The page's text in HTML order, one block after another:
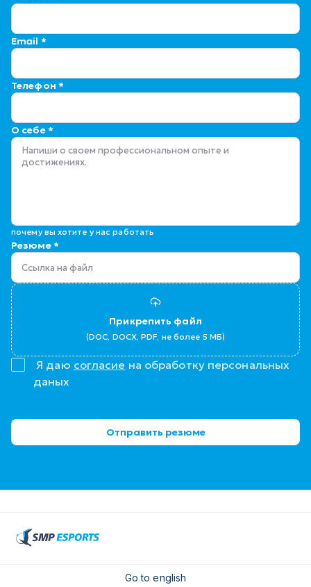
Email *
Телефон *
О себе *
Даже если у вас нет опыта и резюме, просто расскажите о себе и
почему вы хотите у нас работать
Резюме *
Прикрепить файл
Я даю согласие на обработку персональных
даных
Отправить резюме
Go to english